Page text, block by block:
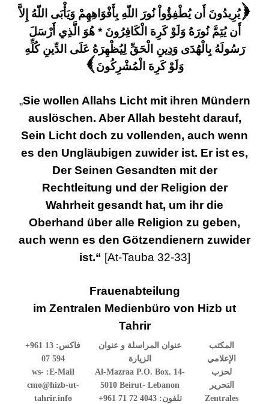
(يُرِيدُونَ أَن يُطْفِؤُواْ نُورَ اللّهِ بِأَفْوَاهِهِمْ وَيَأْبَى اللّهُ إِلاَّ
أَن يُتِمَّ نُورَهُ وَلَوْ كَرِهَ الْكَافِرُونَ * هُوَ الَّذِي أَرْسَلَ
رَسُولَهُ بِالْهُدَى وَدِينِ الْحَقِّ لِيُظْهِرَهُ عَلَى الدِّينِ كُلِّهِ
وَلَوْ كَرِهَ الْمُشْرِكُونَ )
„Sie wollen Allahs Licht mit ihren Mündern
auslöschen. Aber Allah besteht darauf,
Sein Licht doch zu vollenden, auch wenn
es den Ungläubigen zuwider ist. Er ist es,
Der Seinen Gesandten mit der
Rechtleitung und der Religion der
Wahrheit gesandt hat, um ihr die
Oberhand über alle Religion zu geben,
auch wenn es den Götzendienern zuwider
ist.“ [At-Tauba 32-33]
Frauenabteilung
im Zentralen Medienbüro von Hizb ut
Tahrir
المكتب
الإعلامي
لحزب
التحرير
Zentrales
عنوان المراسلة و عنوان
الزيارة
Al-Mazraa P.O. Box. 14-
5010 Beirut- Lebanon
تلفون:+961 71 72 4043
فاكس: +961 13
07 594
E-Mail:
ws-
cmo@hizb-ut-
tahrir.info